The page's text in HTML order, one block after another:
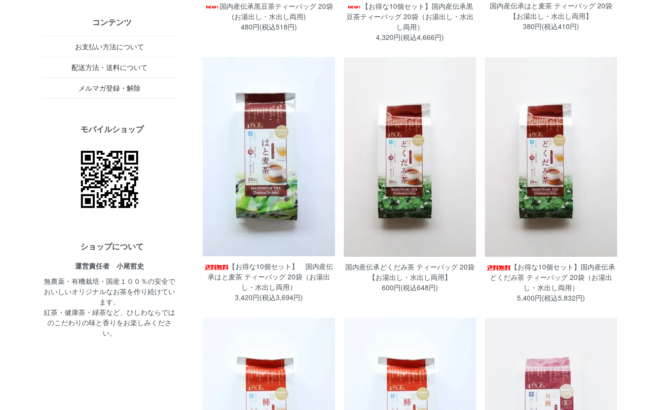
国内産伝承黒豆茶ティーバッグ 20袋
(お湯出し・水出し両用)
480円(税込518円)
【お得な10個セット】国内産伝承黒
豆茶ティーバッグ 20袋（お湯出し・水出
し両用）
4,320円(税込4,666円)
国内産伝承はと麦茶 ティーバッグ 20袋
【お湯出し・水出し両用】
380円(税込410円)
【お得な10個セット】 国内産伝
承はと麦茶 ティーバッグ 20袋（お湯出
し・水出し両用）
3,420円(税込3,694円)
国内産伝承どくだみ茶 ティーバッグ 20袋
【お湯出し・水出し両用】
600円(税込648円)
【お得な10個セット】国内産伝承
どくだみ茶 ティーバッグ 20袋（お湯出
し・水出し両用）
5,400円(税込5,832円)
コンテンツ
お支払い方法について
配送方法・送料について
メルマガ登録・解除
モバイルショップ
ショップについて
運営責任者 小尾哲史
無農薬・有機栽培・国産１００％の安全で
おいしいオリジナルなお茶を作り続けてい
ます。
紅茶・健康茶・緑茶など、ひしわならでは
のこだわりの味と香りをお楽しみくださ
い。